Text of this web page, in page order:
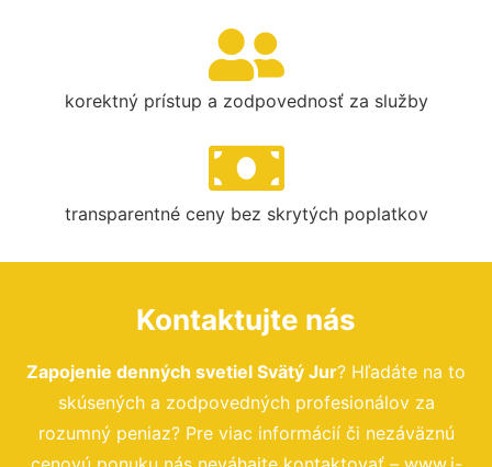
korektný prístup a zodpovednosť za služby
transparentné ceny bez skrytých poplatkov
Kontaktujte nás
Zapojenie denných svetiel Svätý Jur? Hľadáte na to
skúsených a zodpovedných profesionálov za
rozumný peniaz? Pre viac informácií či nezáväznú